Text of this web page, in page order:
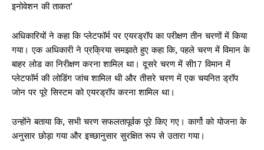
इनोवेशन की ताकत’
अधिकारियों ने कहा कि प्लेटफॉर्म पर एयरड्रॉप का परीक्षण तीन चरणों में किया
गया। एक अधिकारी ने प्रक्रिया समझाते हुए कहा कि, पहले चरण में विमान के
बाहर लोड का निरीक्षण करना शामिल था। दूसरे चरण में सी17 विमान में
प्लेटफॉर्म की लोडिंग जांच शामिल थी और तीसरे चरण में एक चयनित ड्रॉप
जोन पर पूरे सिस्टम को एयरड्रॉप करना शामिल था।
उन्होंने बताया कि, सभी चरण सफलतापूर्वक पूरे किए गए। कार्गो को योजना के
अनुसार छोड़ा गया और इच्छानुसार सुरक्षित रूप से उतारा गया।